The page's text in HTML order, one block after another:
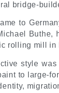
bridge-
to
Buthe,
rolling mill in
style
to large-